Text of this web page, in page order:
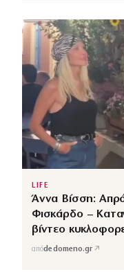
LIFE
Άννα Βίσση:
Φισκάρδο –
βίντεο
απόdedomeno.gr ↗